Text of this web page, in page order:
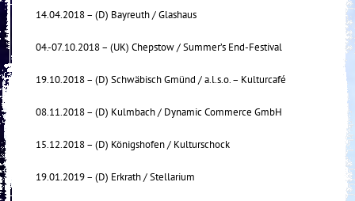
14.04.2018 – (D) Bayreuth / Glashaus
04.-07.10.2018 – (UK) Chepstow / Summer’s End-Festival
19.10.2018 – (D) Schwäbisch Gmünd / a.l.s.o. – Kulturcafé
08.11.2018 – (D) Kulmbach / Dynamic Commerce GmbH
15.12.2018 – (D) Königshofen / Kulturschock
19.01.2019 – (D) Erkrath / Stellarium